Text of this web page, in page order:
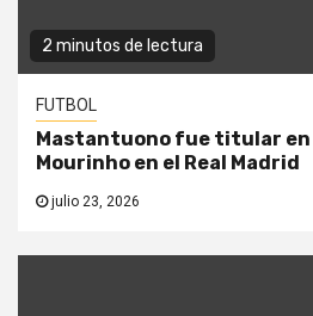
2 minutos de lectura
FUTBOL
Mastantuono fue titular en
Mourinho en el Real Madrid
julio 23, 2026